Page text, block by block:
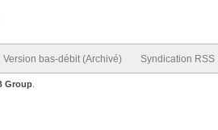
Version bas-débit (Archivé) Syndication RSS
Group